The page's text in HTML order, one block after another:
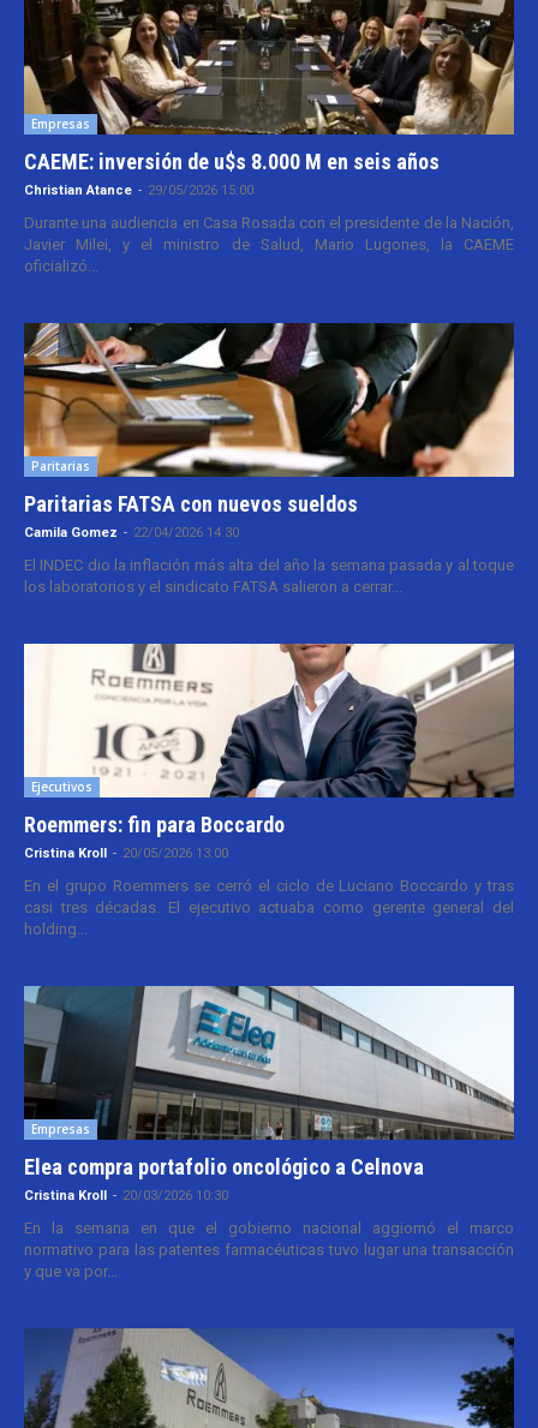
Empresas
CAEME: inversión de u$s 8.000 M en seis años
Christian Atance - 29/05/2026 15:00
Durante una audiencia en Casa Rosada con el presidente de la Nación,
Javier Milei, y el ministro de Salud, Mario Lugones, la CAEME
oficializó...
Paritarias
Paritarias FATSA con nuevos sueldos
Camila Gomez - 22/04/2026 14:30
El INDEC dio la inflación más alta del año la semana pasada y al toque
los laboratorios y el sindicato FATSA salieron a cerrar...
Ejecutivos
Roemmers: fin para Boccardo
Cristina Kroll - 20/05/2026 13:00
En el grupo Roemmers se cerró el ciclo de Luciano Boccardo y tras
casi tres décadas. El ejecutivo actuaba como gerente general del
holding...
Empresas
Elea compra portafolio oncológico a Celnova
Cristina Kroll - 20/03/2026 10:30
En la semana en que el gobierno nacional aggiornó el marco
normativo para las patentes farmacéuticas tuvo lugar una transacción
y que va por...